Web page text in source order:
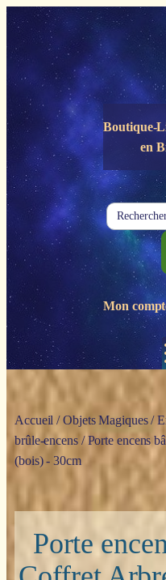
Panneau de gestion des cookies
Boutique-
en
Recherche
de
produits
Mon
Accueil /Objets Magiques/
brûle-encens/ Porte encens
(bois) - 30cm
Porte